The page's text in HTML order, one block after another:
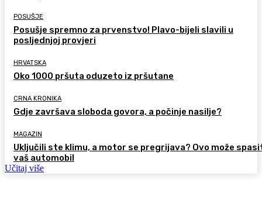
POSUŠJE
Posušje spremno za prvenstvo! Plavo-bijeli slavili u
posljednjoj provjeri
HRVATSKA
Oko 1000 pršuta oduzeto iz pršutane
CRNA KRONIKA
Gdje završava sloboda govora, a počinje nasilje?
MAGAZIN
Uključili ste klimu, a motor se pregrijava? Ovo može
vaš automobil
Učitaj više